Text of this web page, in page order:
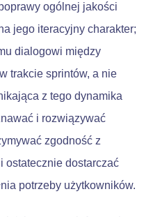
ogólnej jakości
jego iteracyjny charakter;
dialogowi między
trakcie sprintów, a nie
z tego dynamika
i rozwiązywać
zgodność z
ostatecznie dostarczać
potrzeby użytkowników.